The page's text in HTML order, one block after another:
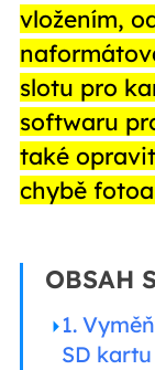
vložením,
slotu pro
softwaru
také
chybě
OBSAH
1.
SD